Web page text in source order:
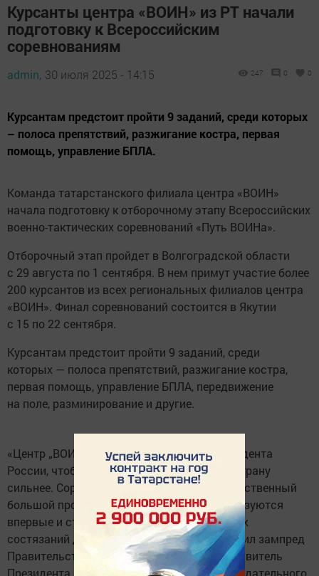
Курсанты центра «ВОИН» из РТ начали
подготовку к Всероссийским
соревнованиям
admin, 30 июля 2025 - 14:15 247 0 0
Курсантам предстоит пройти 9 заданий, среди которых
– полоса препятствий, разжигание костра, первая
помощь, управление БПЛА.
Команда татарстанского филиала центра «ВОИН»
начала подготовку к отборочному этапу Всероссийских
военно-тактических соревнований «Путь ВОИНа».
Отборочный этап пройдет в Волгоградской области
с 29 августа по 1 сентября. В нем примут участие более
200 курсантов из всех региональных филиалов центра
«ВОИН». Финал соревнований состоится в Якутии
с 15 по 22 сентября.
Курсантам предстоит пройти 9 заданий, среди
которых — полоса препятствий, разжигание костра,
первая помощь, управление БПЛА, передвижение
на поле, разминирование и другие.
«Центр „ВОИН“ создан по поручению Президента
России, чтобы сделать нашу молодежь и страну
сильнее. Соревнования „Путь ВОИНа“ — собственный
большой проект Центра „ВОИН“. Они организуются
впервые и станут одними из самых крупных
состязаний для наших курсантов», — отметил зампред
Правительства РФ — полномочный представитель
Президента РФ в ДФО, председатель Наблюдательного